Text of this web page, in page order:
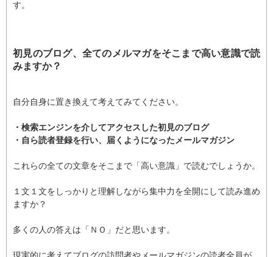
す。
初見のブログ、全てのメルマガをそこまで高い意識で読
みますか？
自分自身に置き換えて考えてみてください。
・検索エンジンを介してアクセスした初見のブログ
・自ら読者登録を行い、届くようになったメールマガジン
これらの全ての文章をそこまで「高い意識」で読むでしょうか。
１文１文をしっかりと理解しながら集中力を全開にして読み進め
ますか？
多くの人の答えは「ＮＯ」だと思います。
現実的に考えてブログの訪問者やメールマガジンの読者全員が、